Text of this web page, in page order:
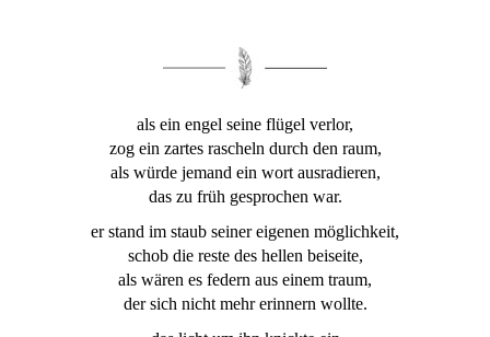
als ein engel seine flügel verlor,
zog ein zartes rascheln durch den raum,
als würde jemand ein wort ausradieren,
das zu früh gesprochen war.
er stand im staub seiner eigenen möglichkeit,
schob die reste des hellen beiseite,
als wären es federn aus einem traum,
der sich nicht mehr erinnern wollte.